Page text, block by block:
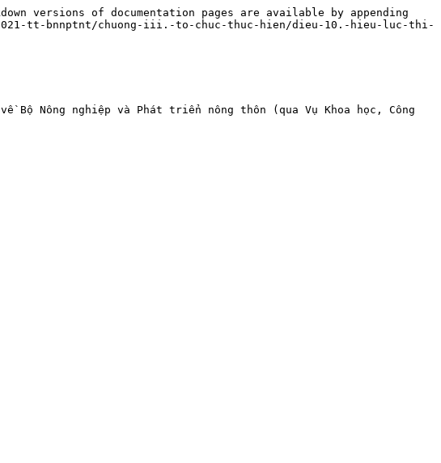
versions of documentation pages are available by appending
tt-bnnptnt/chuong-iii.-to-chuc-thuc-hien/dieu-10.-hieu-luc-thi-
Nông nghiệp và Phát triển nông thôn (qua Vụ Khoa học, Công